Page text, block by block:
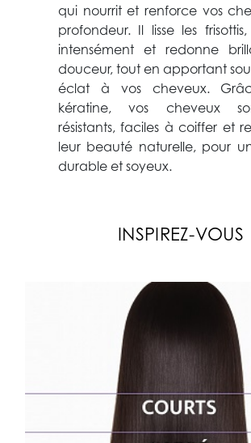
qui nourrit et renforce vos
profondeur. Il lisse les
intensément et redonne
douceur, tout en apportant
éclat à vos cheveux.
kératine, vos cheveux
résistants, faciles à coiffer et
leur beauté naturelle, pour
durable et soyeux.
INSPIREZ-VOUS